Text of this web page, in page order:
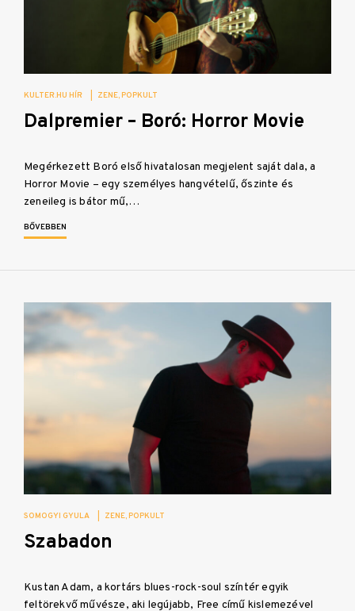
KULTER.HU HÍR ZENE POPKULT
Dalpremier – Boró: Horror Movie
Megérkezett Boró első hivatalosan megjelent saját dala, a
Horror Movie – egy személyes hangvételű, őszinte és
zeneileg is bátor mű,…
BŐVEBBEN
SOMOGYI GYULA ZENE POPKULT
Szabadon
Kustan Adam, a kortárs blues-rock-soul színtér egyik
feltörekvő művésze, aki legújabb, Free című kislemezével